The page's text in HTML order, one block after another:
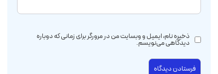
ذخیره نام، ایمیل و وبسایت من در مرورگر برای زمانی که دوباره
دیدگاهی می‌نویسم.